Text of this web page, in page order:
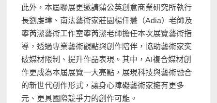
此外，本屆聯展更邀請蒲公英創意商業研究所執行
長劉虔瑋、南法藝術家莊園楊仟慧（Adia）老師及
寧芮潔藝術工作室寧芮潔老師擔任本次展覽藝術指
導，透過專業藝術觀點與創作陪伴，協助藝術家突
破媒材限制、提升作品表現。其中，AI複合媒材創
作更成為本屆展覽一大亮點，展現科技與藝術融合
的新世代創作形式，讓身心障礙藝術家擁有更多
元、更具國際競爭力的創作可能。